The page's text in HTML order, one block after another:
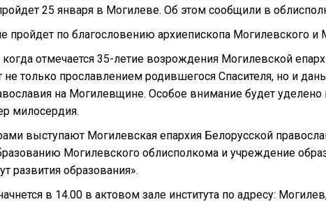
25 января в Могилеве. Об этом сообщили в
пройдет по благословению архиепископа Могилевского и
когда отмечается 35-летие возрождения Могилевской
не только прославлением родившегося Спасителя, но и
на Могилевщине. Особое внимание будет
милосердия.
выступают Могилевская епархия Белорусской
Могилевского облисполкома и учреждение
развития образования».
в 14.00 в актовом зале института по адресу: